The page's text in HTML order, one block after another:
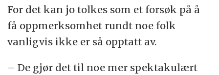
For det kan jo tolkes som et forsøk på å
få oppmerksomhet rundt noe folk
vanligvis ikke er så opptatt av.
– De gjør det til noe mer spektakulært